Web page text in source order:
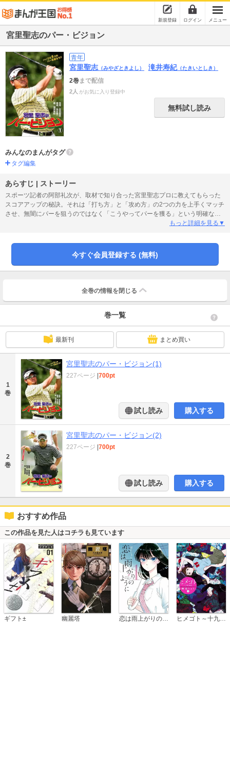
新規登録 ログイン メニュー
宮里聖志のパー・ビジョン
青年
宮里聖志 （みやざときよし） 滝井寿紀（たきいとしき）
2巻まで配信
2人 がお気に入り登録中
無料試し読み
みんなのまんがタグ
タグ編集
あらすじ | ストーリー
スポーツ記者の阿部礼次が、取材で知り合った宮里聖志プロに教えてもらった
スコアアップの秘訣。それは「打ち方」と「攻め方」の2つの力を上手くマッチ
させ、無闇にパーを狙うのではなく「こうやってパーを獲る」という明確なビ
ジョンを持つことだった。12回のレッスンでハーフで5つのパーを目指す。
もっと詳細を見る▼
今すぐ会員登録する (無料)
全巻の情報を 閉じる
巻一覧
最新刊 まとめ買い
1
巻
宮里聖志のパー・ビジョン(1)
227ページ |700pt
試し読み 購入する
2
巻
宮里聖志のパー・ビジョン(2)
227ページ |700pt
試し読み 購入する
おすすめ作品
この作品を見た人はコチラも見ています
ギフト± 幽麗塔 ヒメゴト～十九歳の制服～